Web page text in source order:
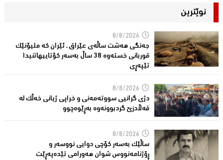
نوێترین
8/8/2026
جەنگی هەشت ساڵەی عێراق ـ ئێران کە ملیۆنێک
قوربانى خستەوە 38 ساڵ بەسەر كۆتاییهاتنیدا
تێپەڕى
8/8/2026
دژی گرانیی سووتەمەنی و خراپی ژیانی خەڵك لە
قەڵادزێ‌ گردبوونەوە بەڕێوەچوو
8/8/2026
ساڵێك بەسەر كۆچی دوایی نووسەر و
ڕۆژنامەنووس شوان هەورامی تێدەپەڕێت